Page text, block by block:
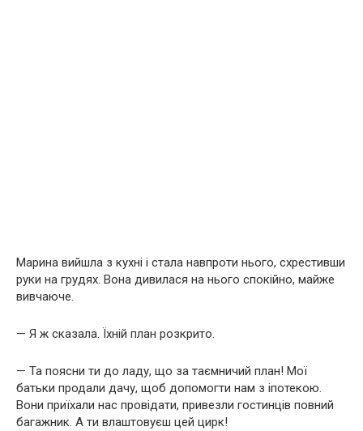
Марина вийшла з кухні і стала навпроти нього, схрестивши
руки на грудях. Вона дивилася на нього спокійно, майже
вивчаюче.
— Я ж сказала. Їхній план розкрито.
— Та поясни ти до ладу, що за таємничий план! Мої
батьки продали дачу, щоб допомогти нам з іпотекою.
Вони приїхали нас провідати, привезли гостинців повний
багажник. А ти влаштовуєш цей цирк!